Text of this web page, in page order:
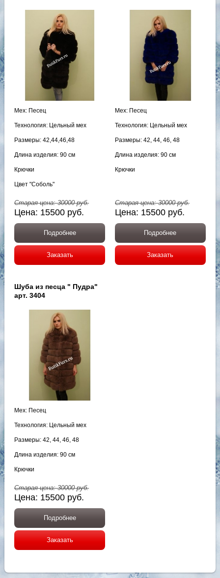
Мех: Песец
Технология: Цельный мех
Размеры: 42,44,46,48
Длина изделия: 90 см
Крючки
Цвет "Соболь"
Старая цена:30000руб.
Цена: 15500 руб.
Подробнее
Заказать
Мех: Песец
Технология: Цельный мех
Размеры: 42, 44, 46, 48
Длина изделия: 90 см
Крючки
Старая цена:30000руб.
Цена: 15500 руб.
Подробнее
Заказать
Шуба из песца " Пудра"
арт. 3404
Мех: Песец
Технология: Цельный мех
Размеры: 42, 44, 46, 48
Длина изделия: 90 см
Крючки
Старая цена:30000руб.
Цена: 15500 руб.
Подробнее
Заказать